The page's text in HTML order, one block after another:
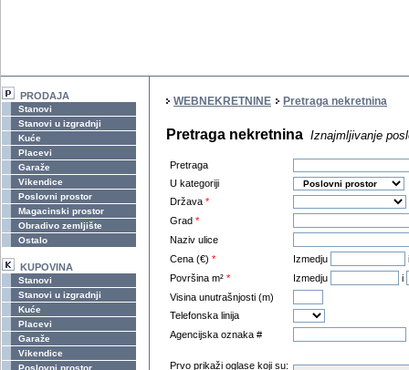
PRODAJA
Stanovi
Stanovi u izgradnji
Kuće
Placevi
Garaže
Vikendice
Poslovni prostor
Magacinski prostor
Obradivo zemljište
Ostalo
KUPOVINA
Stanovi
Stanovi u izgradnji
Kuće
Placevi
Garaže
Vikendice
Poslovni prostor
WEBNEKRETNINE Pretraga nekretnina
Pretraga nekretnina Iznajmljivanje
Pretraga
U kategoriji
Država *
Grad *
Naziv ulice
Cena (€) * Izmedju
Površina m² * Izmedju
i
Visina unutrašnjosti (m)
Telefonska linija
Agencijska oznaka #
Prvo prikaži oglase koji su: